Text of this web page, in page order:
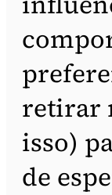
retirar
isso)
de